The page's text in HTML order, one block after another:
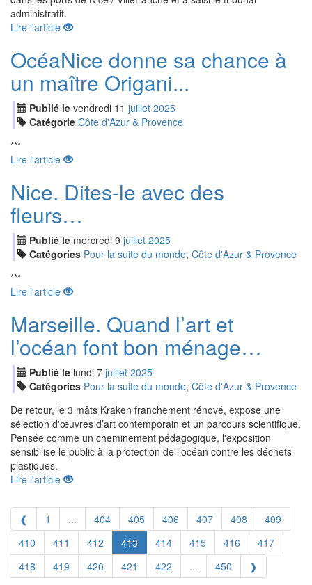
administratif.
Lire l'article
OcéaNice donne sa chance à
un maître Origani...
Publié le vendredi 11 juillet 2025
Catégorie Côte d'Azur & Provence
***
Lire l'article
Nice. Dites-le avec des
fleurs…
Publié le mercredi 9 juillet 2025
Catégories Pour la suite du monde, Côte d'Azur & Provence
***
Lire l'article
Marseille. Quand l’art et
l’océan font bon ménage…
Publié le lundi 7 juillet 2025
Catégories Pour la suite du monde, Côte d'Azur & Provence
De retour, le 3 mâts Kraken franchement rénové, expose une
sélection d'œuvres d’art contemporain et un parcours scientifique.
Pensée comme un cheminement pédagogique, l'exposition
sensibilise le public à la protection de l’océan contre les déchets
plastiques.
Lire l'article
❰ 1 ... 404 405 406 407 408
409
410
411 412 413 414 415 416
417
418
419 420 421 422 ... 450 ❱